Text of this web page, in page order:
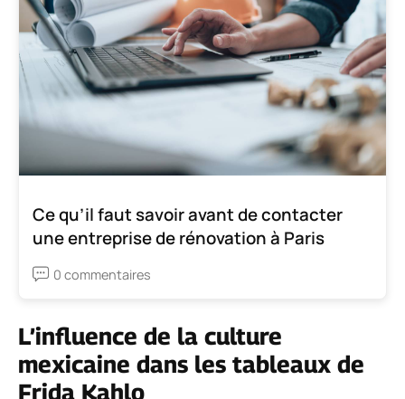
Ce qu’il faut savoir avant de contacter
une entreprise de rénovation à Paris
0 commentaires
L’influence de la culture
mexicaine dans les tableaux de
Frida Kahlo